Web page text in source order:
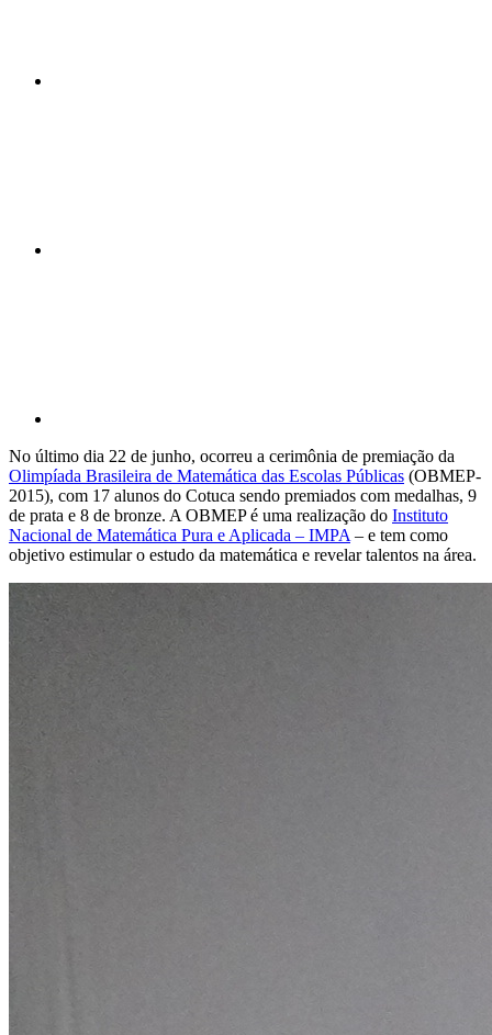
No último dia 22 de junho, ocorreu a cerimônia de premiação da
Olimpíada Brasileira de Matemática das Escolas Públicas (OBMEP-
2015), com 17 alunos do Cotuca sendo premiados com medalhas, 9
de prata e 8 de bronze. A OBMEP é uma realização do Instituto
Nacional de Matemática Pura e Aplicada – IMPA – e tem como
objetivo estimular o estudo da matemática e revelar talentos na área.